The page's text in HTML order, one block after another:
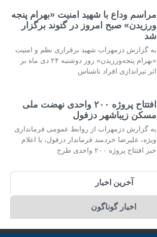
مراسم وداع با شهید امنیت «بهرام پنجه
ورزیدن» صبح امروز در گتوند برگزار
شد
به گزارش دزمهراب شهید برقراری نظم و امنیت
«بهرام پنجه‌ورزیدن» روز دوشنبه ۲۴ دی ماه بر
اثر تیراندازی افراد ناشناس
افتتاح پروژه ۲۰۰ واحدی نهضت ملی
مسکن زیباشهر دزفول
به گزارش دزمهراب از روابط عمومی فرمانداری
ویژه، علیرضا خردمند فرماندار دزفول، با اعلام
خبر افتتاح پروژه ۲۰۰ واحدی طرح
آخرین اخبار
اخبار گوناگون